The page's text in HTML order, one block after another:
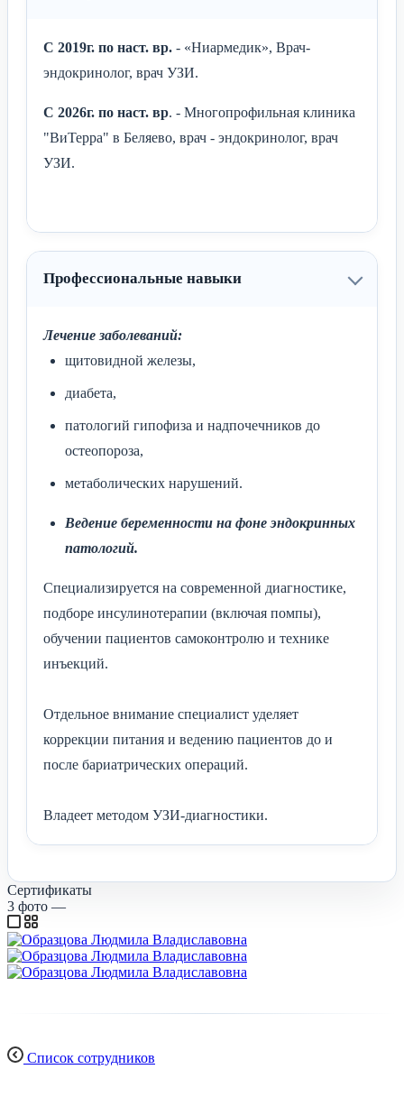
С 2019г. по наст. вр. - «Ниармедик», Врач-
эндокринолог, врач УЗИ.
С 2026г. по наст. вр. - Многопрофильная клиника
"ВиТерра" в Беляево, врач - эндокринолог, врач
УЗИ.
Профессиональные навыки
Лечение заболеваний:
щитовидной железы,
диабета,
патологий гипофиза и надпочечников до
остеопороза,
метаболических нарушений.
Ведение беременности на фоне эндокринных
патологий.
Специализируется на современной диагностике,
подборе инсулинотерапии (включая помпы),
обучении пациентов самоконтролю и технике
инъекций.
Отдельное внимание специалист уделяет
коррекции питания и ведению пациентов до и
после бариатрических операций.
Владеет методом УЗИ-диагностики.
Сертификаты
3 фото —
Список сотрудников